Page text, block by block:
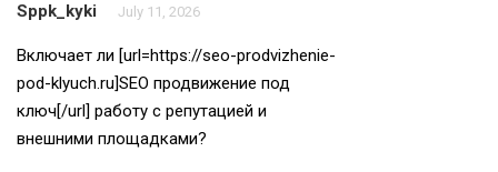
Sppk_kyki July 11, 2026
Включает ли [url=https://seo-prodvizhenie-
pod-klyuch.ru]SEO продвижение под
ключ[/url] работу с репутацией и
внешними площадками?